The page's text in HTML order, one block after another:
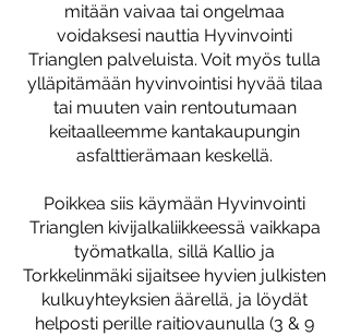
mitään vaivaa tai ongelmaa
voidaksesi nauttia Hyvinvointi
Trianglen palveluista. Voit myös tulla
ylläpitämään hyvinvointisi hyvää tilaa
tai muuten vain rentoutumaan
keitaalleemme kantakaupungin
asfalttierämaan keskellä.
Poikkea siis käymään Hyvinvointi
Trianglen kivijalkaliikkeessä vaikkapa
työmatkalla, sillä Kallio ja
Torkkelinmäki sijaitsee hyvien julkisten
kulkuyhteyksien äärellä, ja löydät
helposti perille raitiovaunulla (3 & 9